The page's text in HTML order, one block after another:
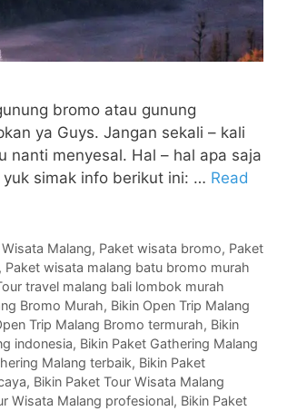
bromo atau gunung
ya Guys. Jangan sekali – kali
nanti menyesal. Hal – hal apa saja
simak info berikut ini: … Read
Malang, Paket wisata bromo, Paket
, Paket wisata malang batu bromo murah
travel malang bali lombok murah
Bromo Murah, Bikin Open Trip Malang
Trip Malang Bromo termurah, Bikin
indonesia, Bikin Paket Gathering Malang
Malang terbaik, Bikin Paket
, Bikin Paket Tour Wisata Malang
Wisata Malang profesional, Bikin Paket